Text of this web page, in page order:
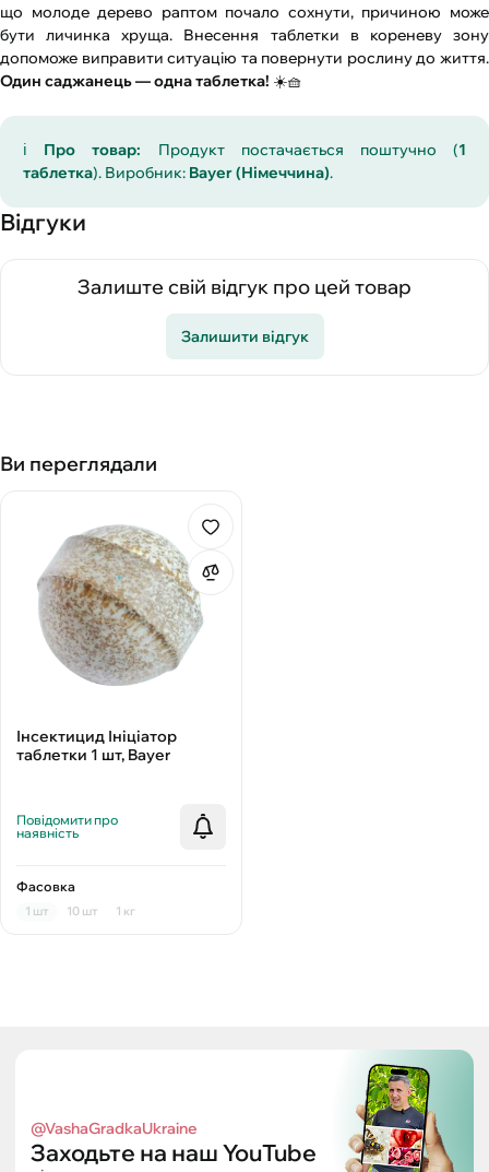
що молоде дерево раптом почало сохнути, причиною може
бути личинка хруща. Внесення таблетки в кореневу зону
допоможе виправити ситуацію та повернути рослину до життя.
Один саджанець — одна таблетка! ☀️🧺
ℹ️ Про товар: Продукт постачається поштучно (1
таблетка). Виробник: Bayer (Німеччина).
Відгуки
Залиште свій відгук про цей товар
Залишити відгук
Ви переглядали
Інсектицид Ініціатор
таблетки 1 шт, Bayer
Повідомити про
наявність
Фасовка
1 шт 10 шт 1 кг
@VashaGradkaUkraine
Заходьте на наш YouTube